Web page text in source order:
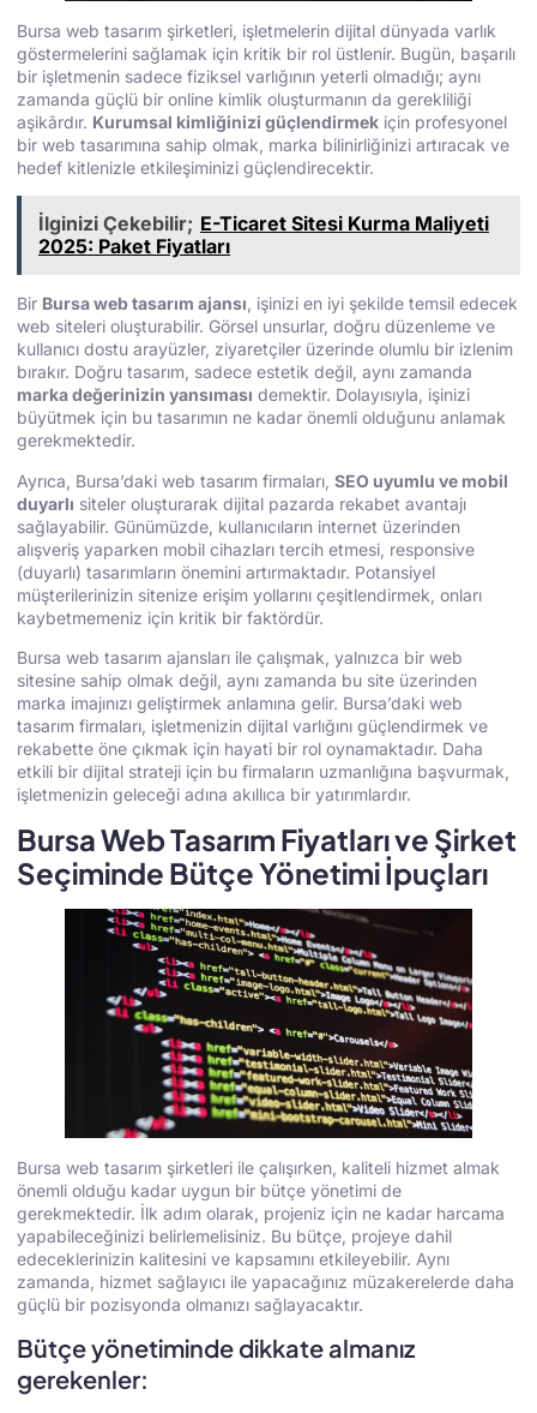
Bursa web tasarım şirketleri, işletmelerin dijital dünyada varlık
göstermelerini sağlamak için kritik bir rol üstlenir. Bugün, başarılı
bir işletmenin sadece fiziksel varlığının yeterli olmadığı; aynı
zamanda güçlü bir online kimlik oluşturmanın da gerekliliği
aşikârdır. Kurumsal kimliğinizi güçlendirmek için profesyonel
bir web tasarımına sahip olmak, marka bilinirliğinizi artıracak ve
hedef kitlenizle etkileşiminizi güçlendirecektir.
İlginizi Çekebilir; E-Ticaret Sitesi Kurma Maliyeti
2025: Paket Fiyatları
Bir Bursa web tasarım ajansı , işinizi en iyi şekilde temsil edecek
web siteleri oluşturabilir. Görsel unsurlar, doğru düzenleme ve
kullanıcı dostu arayüzler, ziyaretçiler üzerinde olumlu bir izlenim
bırakır. Doğru tasarım, sadece estetik değil, aynı zamanda
marka değerinizin yansıması demektir. Dolayısıyla, işinizi
büyütmek için bu tasarımın ne kadar önemli olduğunu anlamak
gerekmektedir.
Ayrıca, Bursa’daki web tasarım firmaları, SEO uyumlu ve mobil
duyarlı siteler oluşturarak dijital pazarda rekabet avantajı
sağlayabilir. Günümüzde, kullanıcıların internet üzerinden
alışveriş yaparken mobil cihazları tercih etmesi, responsive
(duyarlı) tasarımların önemini artırmaktadır. Potansiyel
müşterilerinizin sitenize erişim yollarını çeşitlendirmek, onları
kaybetmemeniz için kritik bir faktördür.
Bursa web tasarım ajansları ile çalışmak, yalnızca bir web
sitesine sahip olmak değil, aynı zamanda bu site üzerinden
marka imajınızı geliştirmek anlamına gelir. Bursa’daki web
tasarım firmaları, işletmenizin dijital varlığını güçlendirmek ve
rekabette öne çıkmak için hayati bir rol oynamaktadır. Daha
etkili bir dijital strateji için bu firmaların uzmanlığına başvurmak,
işletmenizin geleceği adına akıllıca bir yatırımlardır.
Bursa Web Tasarım Fiyatları ve Şirket
Seçiminde Bütçe Yönetimi İpuçları
Bursa web tasarım şirketleri ile çalışırken, kaliteli hizmet almak
önemli olduğu kadar uygun bir bütçe yönetimi de
gerekmektedir. İlk adım olarak, projeniz için ne kadar harcama
yapabileceğinizi belirlemelisiniz. Bu bütçe, projeye dahil
edeceklerinizin kalitesini ve kapsamını etkileyebilir. Aynı
zamanda, hizmet sağlayıcı ile yapacağınız müzakerelerde daha
güçlü bir pozisyonda olmanızı sağlayacaktır.
Bütçe yönetiminde dikkate almanız
gerekenler: